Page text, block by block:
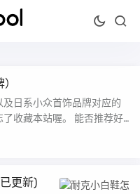
日系小众首饰品牌对应的
收藏本站喔。 能否推荐好
更新)